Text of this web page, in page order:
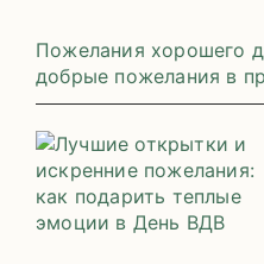
Пожелания хорошего
добрые пожелания в